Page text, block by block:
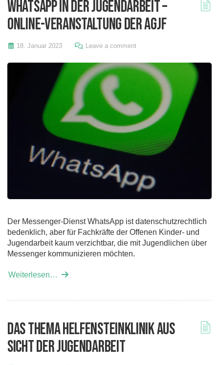
WhatsApp in der Jugendarbeit –
Online-Veranstaltung der AGJF
18. Januar 2023 Leave a comment
Der Messenger-Dienst WhatsApp ist datenschutzrechtlich
bedenklich, aber für Fachkräfte der Offenen Kinder- und
Jugendarbeit kaum verzichtbar, die mit Jugendlichen über
Messenger kommunizieren möchten.
Weiterlesen…
Das Thema Helfensteinklinik aus
Sicht der Jugendarbeit